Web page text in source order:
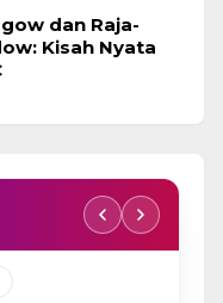
dan Raja-
Kisah Nyata